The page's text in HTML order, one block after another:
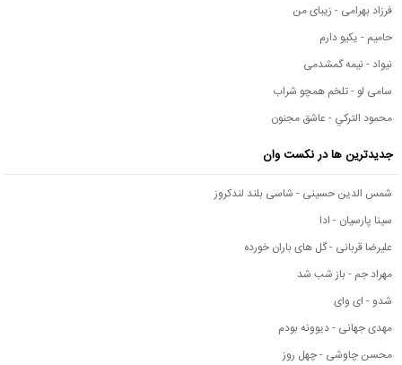
فرزاد بهرامی - زیبای من
حامیم - یکیو دارم
نیواد - نیمه گمشدمی
سامی لو - تلخم همچو شراب
محمود التركي - عاشق مجنون
جدیدترین ها در نکست وان
شمس الدین حسینی - شاسی بلند لندکروز
سینا پارسیان - ادا
علیرضا قربانی - گل های باران خورده
مهراد جم - باز شب شد
شدو - ای وای
مهدی جهانی - دیوونه بودم
محسن چاوشی - چهل روز